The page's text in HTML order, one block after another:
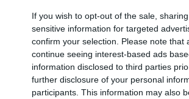
If you wish to opt-out of the sale,
sensitive information for targeted
confirm your selection. Please note
continue seeing interest-based ads
information disclosed to third parties
further disclosure of your personal
participants. This information may also